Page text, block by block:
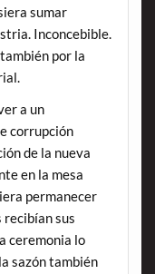
sumar
Inconcebible.
por la
a un
corrupción
de la nueva
en la mesa
permanecer
recibían sus
ceremonia lo
sazón también